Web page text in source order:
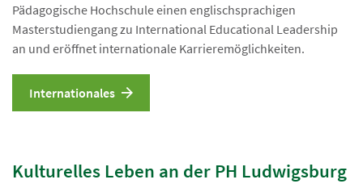
Pädagogische Hochschule einen englischsprachigen
Masterstudiengang zu International Educational Leadership
an und eröffnet internationale Karrieremöglichkeiten.
Internationales
Kulturelles Leben an der PH Ludwigsburg